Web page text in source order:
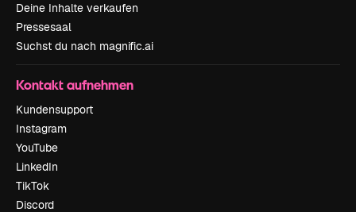
Deine Inhalte verkaufen
Pressesaal
Suchst du nach magnific.ai
Kontakt aufnehmen
Kundensupport
Instagram
YouTube
LinkedIn
TikTok
Discord